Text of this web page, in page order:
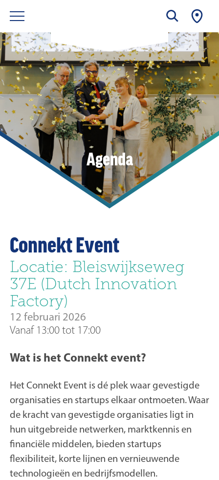
Agenda
Connekt Event
Locatie: Bleiswijkseweg
37E (Dutch Innovation
Factory)
12 februari 2026
Vanaf 13:00 tot 17:00
Wat is het Connekt event?
Het Connekt Event is dé plek waar gevestigde
organisaties en startups elkaar ontmoeten. Waar
de kracht van gevestigde organisaties ligt in
hun uitgebreide netwerken, marktkennis en
financiële middelen, bieden startups
flexibiliteit, korte lijnen en vernieuwende
technologieën en bedrijfsmodellen.